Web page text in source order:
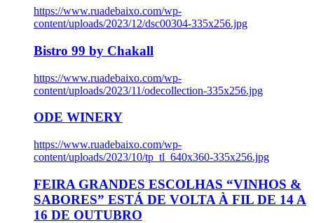
https://www.ruadebaixo.com/wp-
content/uploads/2023/12/dsc00304-335x256.jpg
Bistro 99 by Chakall
https://www.ruadebaixo.com/wp-
content/uploads/2023/11/odecollection-335x256.jpg
ODE WINERY
https://www.ruadebaixo.com/wp-
content/uploads/2023/10/tp_tl_640x360-335x256.jpg
FEIRA GRANDES ESCOLHAS “VINHOS &
SABORES” ESTÁ DE VOLTA À FIL DE 14 A
16 DE OUTUBRO